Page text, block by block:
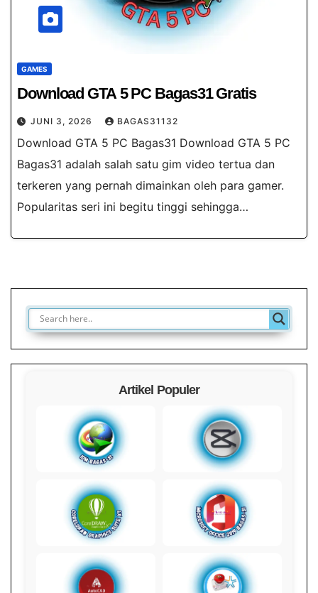
GAMES
Download GTA 5 PC Bagas31​ Gratis
JUNI 3, 2026 BAGAS31132
Download GTA 5 PC Bagas31 Download GTA 5 PC
Bagas31 adalah salah satu gim video tertua dan
terkeren yang pernah dimainkan oleh para gamer.
Popularitas seri ini begitu tinggi sehingga…
Artikel Populer